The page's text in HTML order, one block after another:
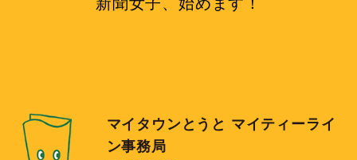
マイタウンとうと マイティーライ
ン事務局